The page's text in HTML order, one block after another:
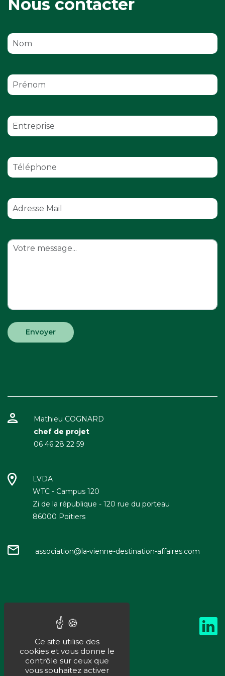
Nous contacter
Mathieu COGNARD
chef de projet
06 46 28 22 59
LVDA
WTC - Campus 120
Zi de la république - 120 rue du porteau
86000 Poitiers
association@la-vienne-destination-affaires.com
Ce site utilise des
cookies et vous donne le
contrôle sur ceux que
vous souhaitez activer